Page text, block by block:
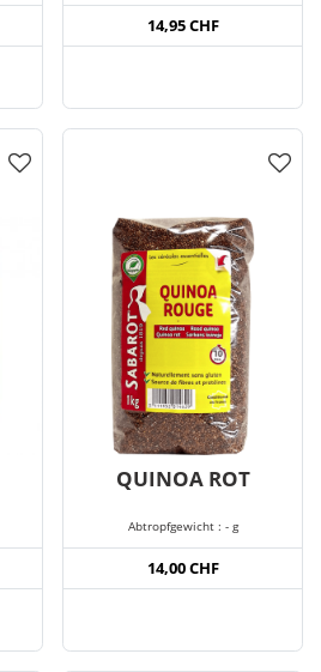
14,95 CHF
QUINOA ROT
Abtropfgewicht : - g
14,00 CHF